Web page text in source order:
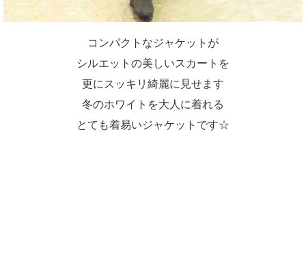
コンパクトなジャケットが
シルエットの美しいスカートを
更にスッキリ綺麗に見せます
冬のホワイトを大人に着れる
とても着易いジャケットです☆